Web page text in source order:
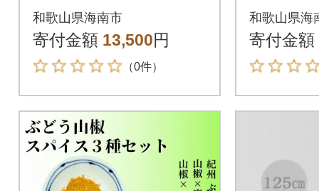
櫚たわし)
和歌山県海南市
寄付金額 13,500円
（0件）
和歌山県海
寄付金額